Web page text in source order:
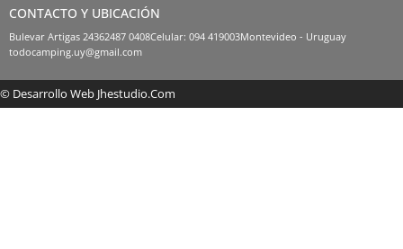
CONTACTO Y UBICACIÓN
Bulevar Artigas 24362487 0408Celular: 094 419003Montevideo - Uruguay
todocamping.uy@gmail.com
© Desarrollo Web Jhestudio.com